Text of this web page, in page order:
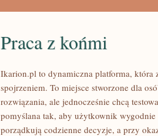
Praca z końmi
Ikarion.pl to dynamiczna platforma, która
spojrzeniem. To miejsce stworzone dla
rozwiązania, ale jednocześnie chcą
pomyślana tak, aby użytkownik wygodnie
porządkują codzienne decyzje, a przy